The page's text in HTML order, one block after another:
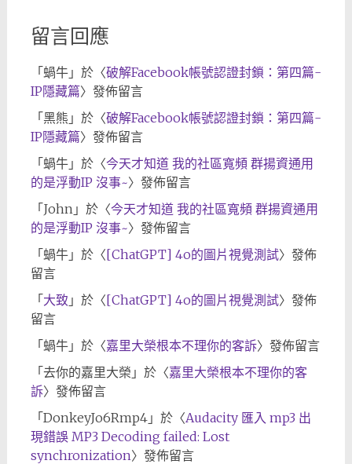
留言回應
「蝸牛」於〈破解Facebook帳號認證封鎖：第四篇-
IP隱藏篇〉發佈留言
「黑熊 」於〈破解Facebook帳號認證封鎖：第四篇-
IP隱藏篇〉發佈留言
「蝸牛」於〈今天才知道 我的社區寬頻 群揚資通用
的是浮動IP 沒事~〉發佈留言
「John 」於〈今天才知道 我的社區寬頻 群揚資通用
的是浮動IP 沒事~〉發佈留言
「蝸牛」於〈[ChatGPT] 4o的圖片視覺測試〉發佈
留言
「大致 」於〈[ChatGPT] 4o的圖片視覺測試〉發佈
留言
「蝸牛」於〈嘉里大榮根本不理你的客訴〉發佈留言
「去你的嘉里大榮 」於〈嘉里大榮根本不理你的客
訴〉發佈留言
「DonkeyJo6Rmp4」於〈Audacity 匯入 mp3 出
現錯誤 MP3 Decoding failed: Lost
synchronization〉發佈留言